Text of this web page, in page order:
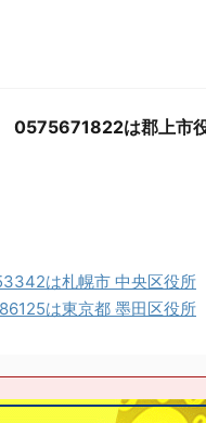
0575671822は郡上市
は札幌市 中央区役所
は東京都 墨田区役所